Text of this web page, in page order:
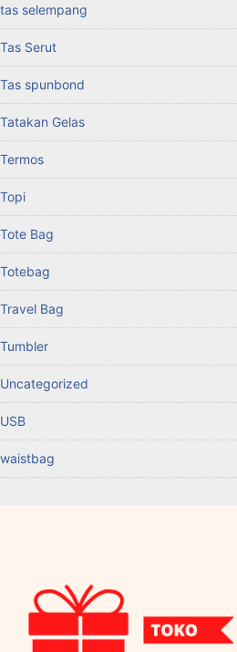
tas selempang
Tas Serut
Tas spunbond
Tatakan Gelas
Termos
Topi
Tote Bag
Totebag
Travel Bag
Tumbler
Uncategorized
USB
waistbag